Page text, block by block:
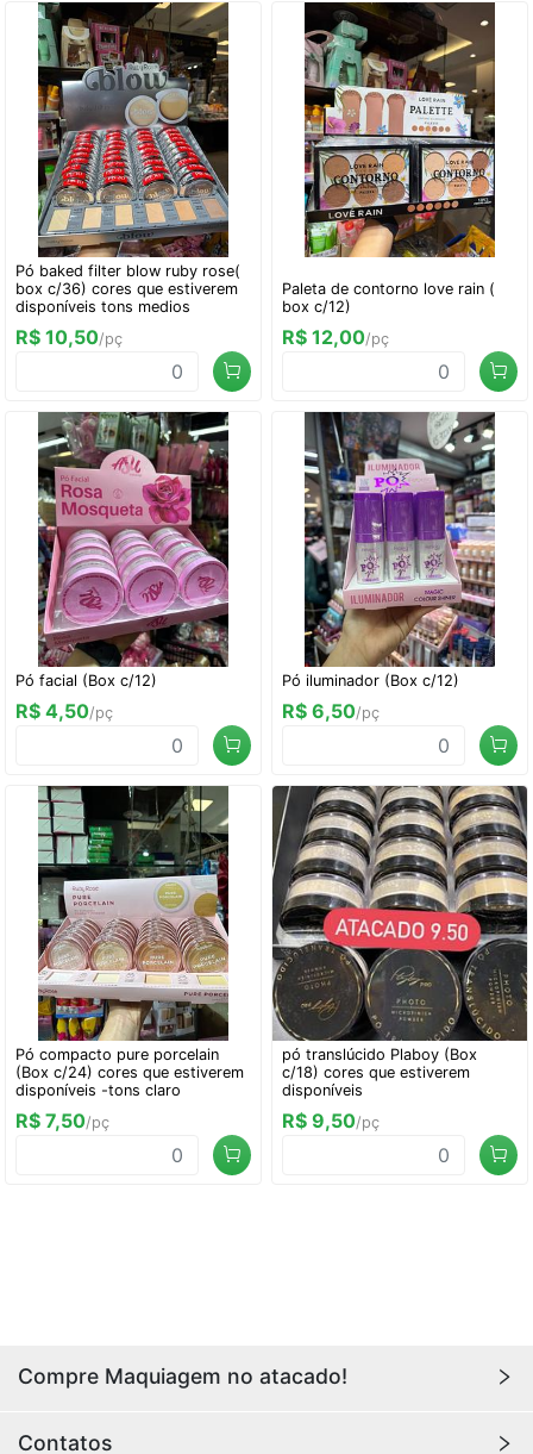
Pó baked filter blow ruby rose(
box c/36) cores que estiverem
disponíveis tons medios
R$ 10,50/pç
Paleta de contorno love rain (
box c/12)
R$ 12,00/pç
Pó facial (Box c/12)
R$ 4,50/pç
Pó iluminador (Box c/12)
R$ 6,50/pç
Pó compacto pure porcelain
(Box c/24) cores que estiverem
disponíveis -tons claro
R$ 7,50/pç
pó translúcido Plaboy (Box
c/18) cores que estiverem
disponíveis
R$ 9,50/pç
Compre Maquiagem no atacado!
Contatos